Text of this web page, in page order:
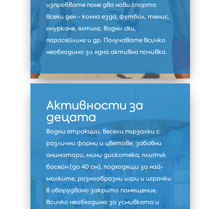
изпробвате поне два нови спорта
всеки ден - конна езда, футбол, тенис,
гмуркане, яхтинг, водни ски,
парасейлинг и др. Получавате всичко
необходимо за една активна почивка.
Активности за
децата
Водни атракции, весели пързалки с
различни форми и цветове, забавни
аниматори, мини дискотека, плитък
басейн (до 40 см), подходящи за най-
малките, разнообразни игри и играчки
в оборудвано закрито помещение.
Всичко необходимо за усмивката и